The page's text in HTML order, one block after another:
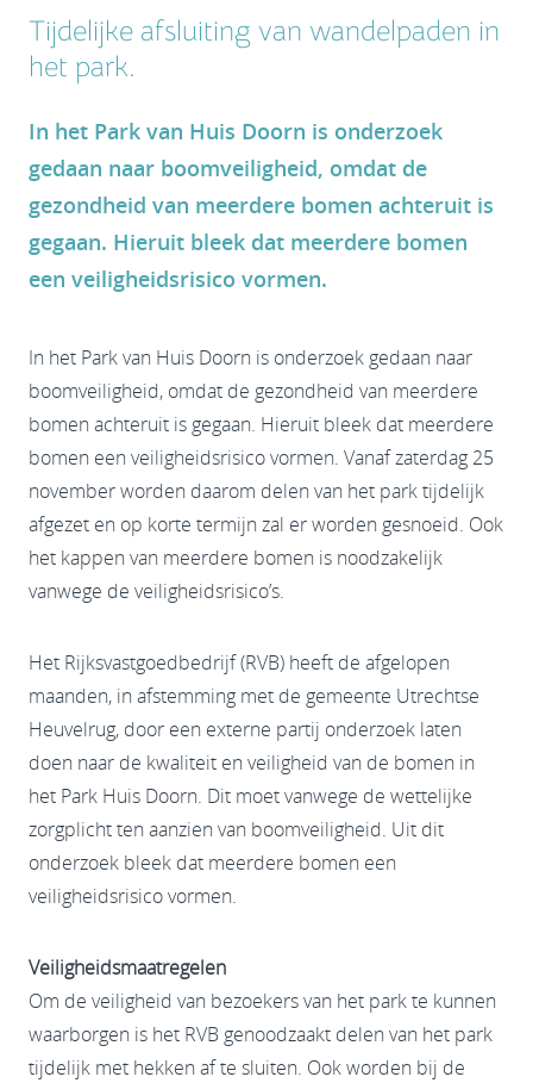
Tijdelijke afsluiting van wandelpaden in
het park.
In het Park van Huis Doorn is onderzoek
gedaan naar boomveiligheid, omdat de
gezondheid van meerdere bomen achteruit is
gegaan. Hieruit bleek dat meerdere bomen
een veiligheidsrisico vormen.
In het Park van Huis Doorn is onderzoek gedaan naar
boomveiligheid, omdat de gezondheid van meerdere
bomen achteruit is gegaan. Hieruit bleek dat meerdere
bomen een veiligheidsrisico vormen. Vanaf zaterdag 25
november worden daarom delen van het park tijdelijk
afgezet en op korte termijn zal er worden gesnoeid. Ook
het kappen van meerdere bomen is noodzakelijk
vanwege de veiligheidsrisico’s.
Het Rijksvastgoedbedrijf (RVB) heeft de afgelopen
maanden, in afstemming met de gemeente Utrechtse
Heuvelrug, door een externe partij onderzoek laten
doen naar de kwaliteit en veiligheid van de bomen in
het Park Huis Doorn. Dit moet vanwege de wettelijke
zorgplicht ten aanzien van boomveiligheid. Uit dit
onderzoek bleek dat meerdere bomen een
veiligheidsrisico vormen.
Veiligheidsmaatregelen
Om de veiligheid van bezoekers van het park te kunnen
waarborgen is het RVB genoodzaakt delen van het park
tijdelijk met hekken af te sluiten. Ook worden bij de